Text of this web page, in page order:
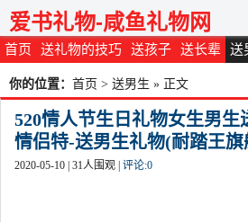
首页 送礼物的技巧 送孩子 送长辈 送
爱书礼物-咸鱼礼物网
你的位置： 首页 > 送男生 » 正文
520情人节生日礼物女生男生
情侣特-送男生礼物(耐踏王旗
2020-05-10 | 31人围观 | 评论:0